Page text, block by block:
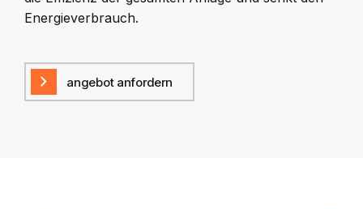
angebot anfordern
Energieverbrauch.